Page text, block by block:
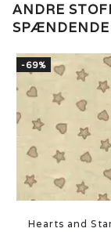
ANDRE
SPÆNDENDE
-69%
Hearts and